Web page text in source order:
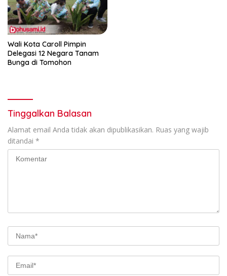
Wali Kota Caroll Pimpin
Delegasi 12 Negara Tanam
Bunga di Tomohon
Tinggalkan Balasan
Alamat email Anda tidak akan dipublikasikan. Ruas yang wajib
ditandai *